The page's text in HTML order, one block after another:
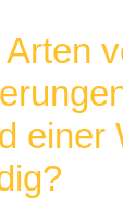
einer